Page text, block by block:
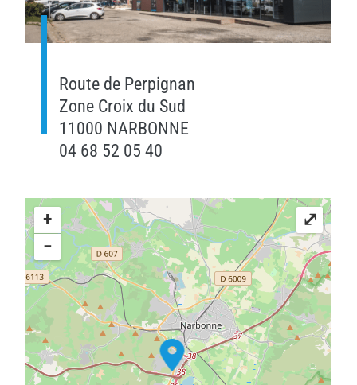
Route de Perpignan
Zone Croix du Sud
11000 NARBONNE
04 68 52 05 40
+
−
⤢